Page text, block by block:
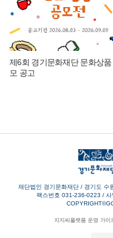
제6회 경기문화재단 문화상품
모 공고
재단법인 경기문화재단 / 경기도 수
팩스번호 031-236-0223 / 사
지지씨플랫폼 운영 가이